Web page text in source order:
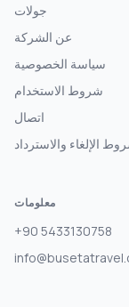
جولات
عن الشركة
سياسة الخصوصية
شروط الاستخدام
اتصال
الإلغاء والاسترداد
معلومات
+90 5433130758